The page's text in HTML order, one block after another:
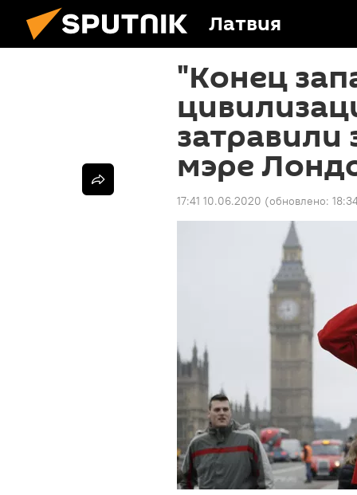
Латвия
"Конец
затравили
мэре
17:41 10.06.2020 (обновлено: